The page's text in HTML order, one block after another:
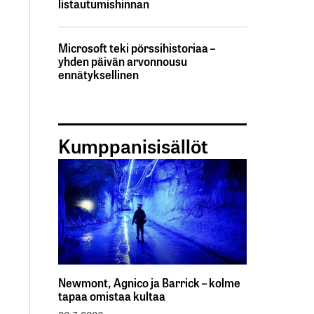
listautumishinnan
Microsoft teki pörssihistoriaa –
yhden päivän arvonnousu
ennätyksellinen
Kumppanisisällöt
Newmont, Agnico ja Barrick – kolme
tapaa omistaa kultaa